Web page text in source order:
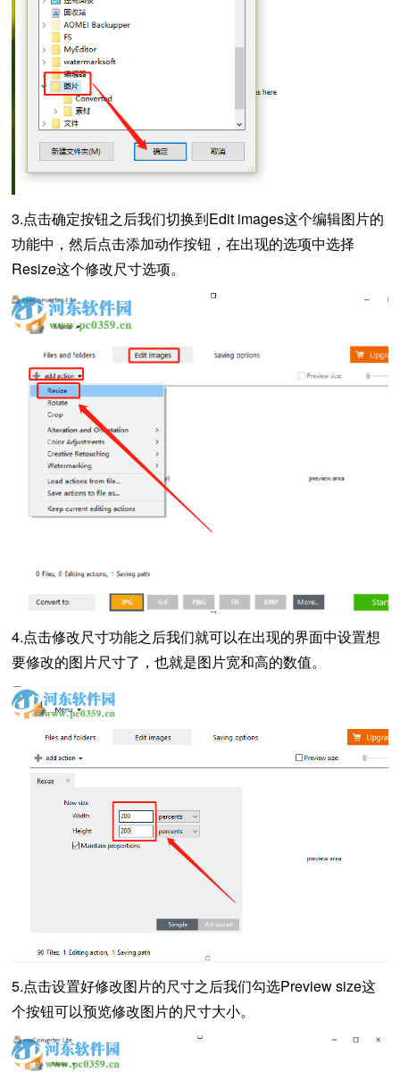
3.点击确定按钮之后我们切换到Edit images这个编辑图片的
功能中，然后点击添加动作按钮，在出现的选项中选择
Resize这个修改尺寸选项。
4.点击修改尺寸功能之后我们就可以在出现的界面中设置想
要修改的图片尺寸了，也就是图片宽和高的数值。
5.点击设置好修改图片的尺寸之后我们勾选Preview size这
个按钮可以预览修改图片的尺寸大小。